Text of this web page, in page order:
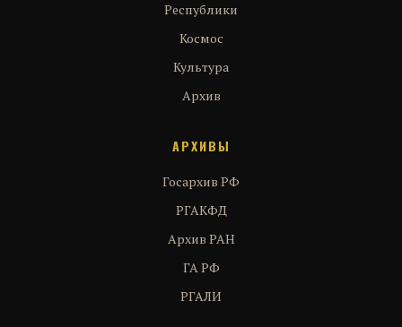
Республики
Космос
Культура
Архив
АРХИВЫ
Госархив РФ
РГАКФД
Архив РАН
ГА РФ
РГАЛИ